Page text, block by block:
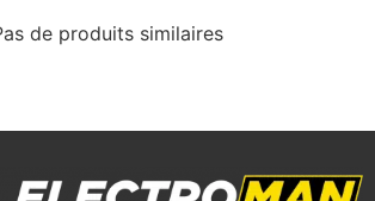
de produits similaires